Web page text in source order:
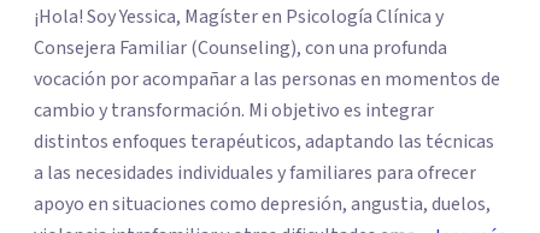
¡Hola! Soy Yessica, Magíster en Psicología Clínica y
Consejera Familiar (Counseling), con una profunda
vocación por acompañar a las personas en momentos de
cambio y transformación. Mi objetivo es integrar
distintos enfoques terapéuticos, adaptando las técnicas
a las necesidades individuales y familiares para ofrecer
apoyo en situaciones como depresión, angustia, duelos,